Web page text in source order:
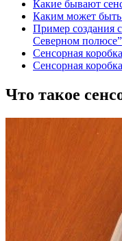
Какие бывают
Каким может быть
Пример создания
Северном полюсе”
Сенсорная
Сенсорная
Что такое